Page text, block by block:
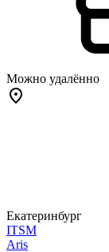
Можно удалённо
Екатеринбург
ITSM
Aris